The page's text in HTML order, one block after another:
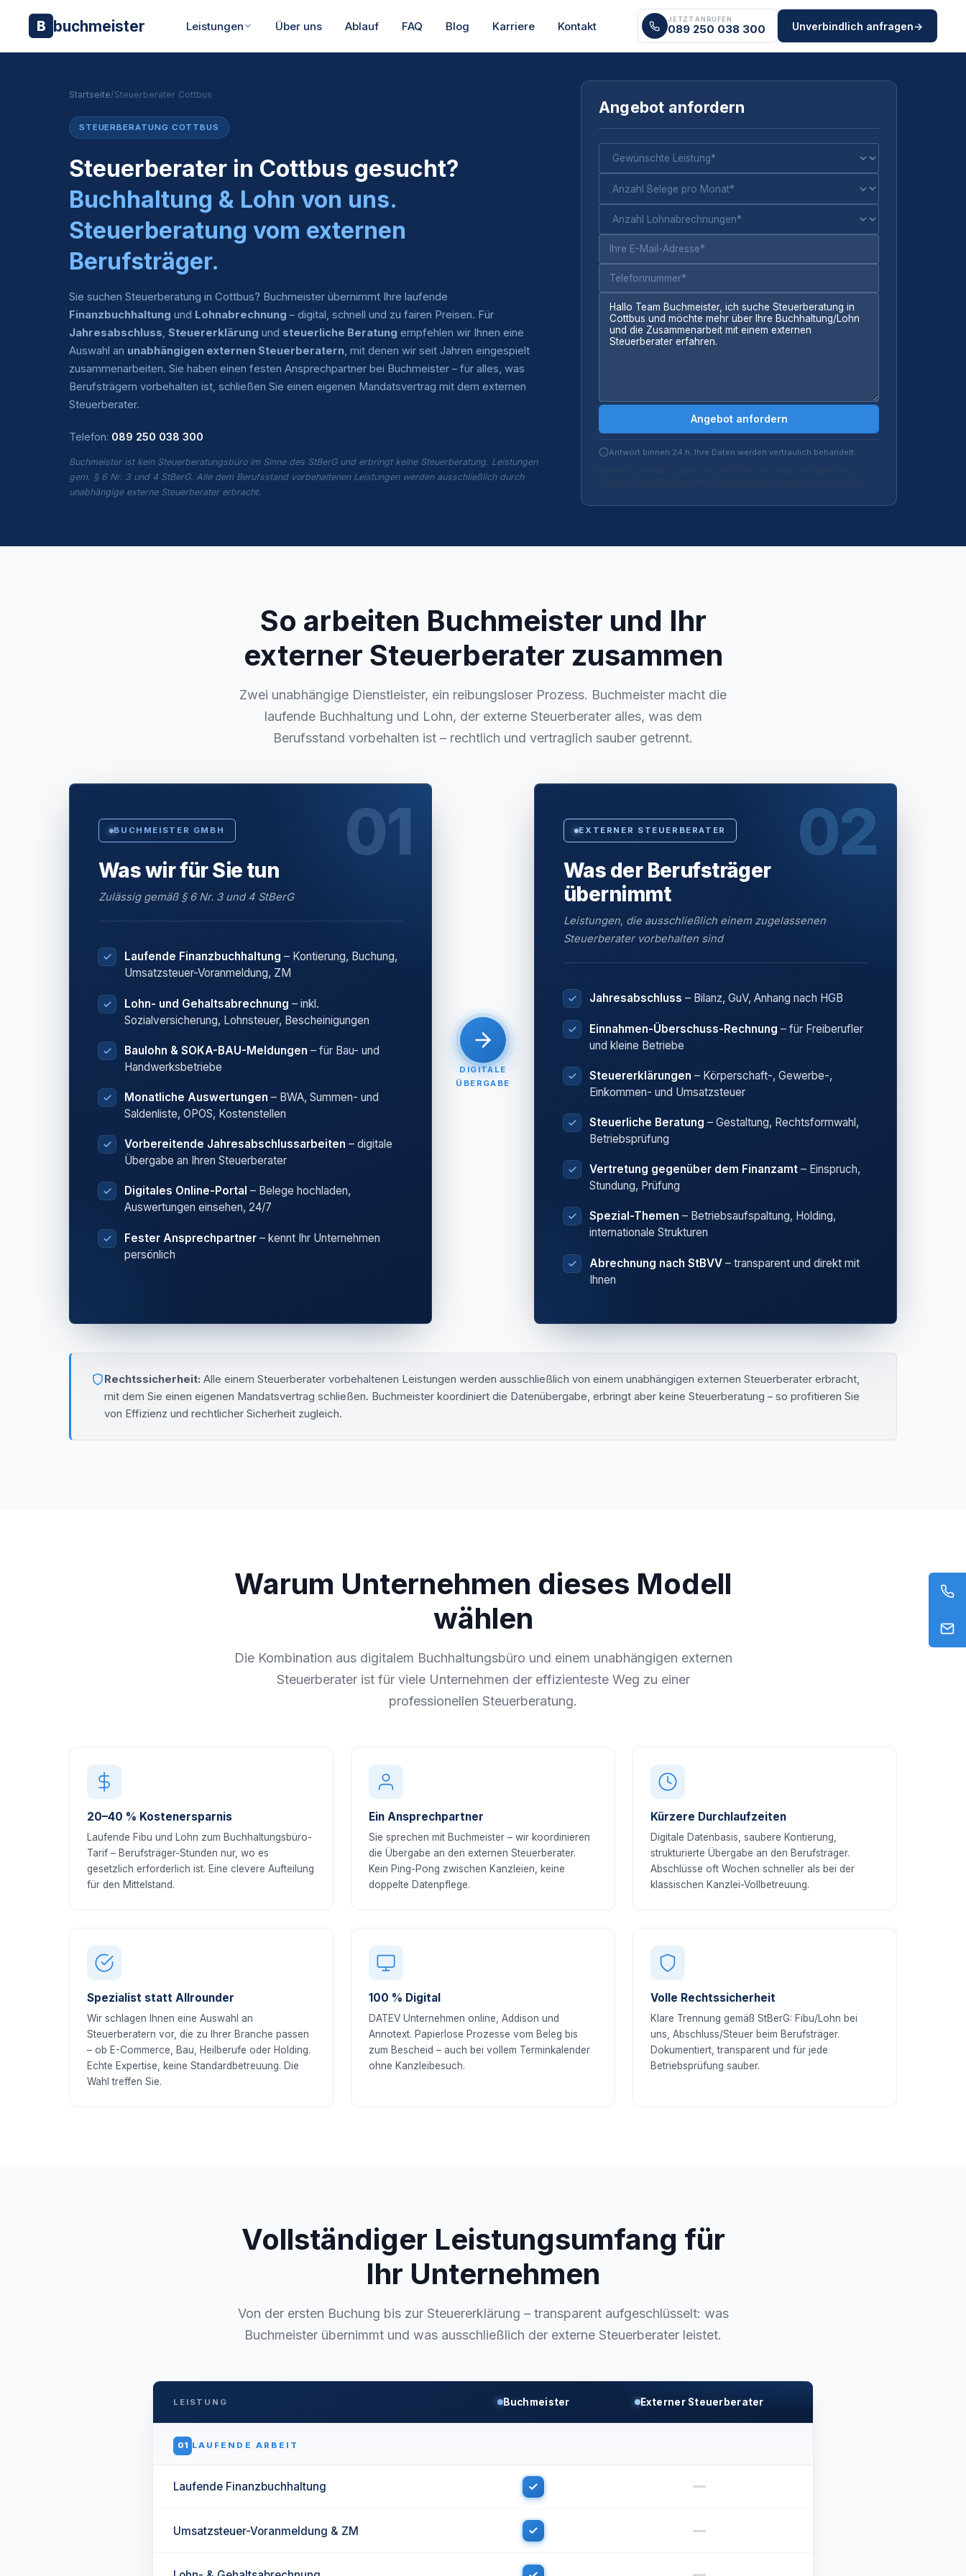
B buchmeister Leistungen Über uns Ablauf FAQ Blog Karriere Kontakt JETZT ANRUFEN
089 250 038 300 Unverbindlich anfragen→
Startseite/Steuerberater Cottbus
STEUERBERATUNG COTTBUS
Steuerberater in Cottbus gesucht?
Buchhaltung & Lohn von uns.
Steuerberatung vom externen
Berufsträger.
Sie suchen Steuerberatung in Cottbus? Buchmeister übernimmt Ihre laufende
Finanzbuchhaltung und Lohnabrechnung – digital, schnell und zu fairen Preisen. Für
Jahresabschluss, Steuererklärung und steuerliche Beratung empfehlen wir Ihnen eine
Auswahl an unabhängigen externen Steuerberatern, mit denen wir seit Jahren eingespielt
zusammenarbeiten. Sie haben einen festen Ansprechpartner bei Buchmeister – für alles, was
Berufsträgern vorbehalten ist, schließen Sie einen eigenen Mandatsvertrag mit dem externen
Steuerberater.
Telefon: 089 250 038 300
Buchmeister ist kein Steuerberatungsbüro im Sinne des StBerG und erbringt keine Steuerberatung. Leistungen
gem. § 6 Nr. 3 und 4 StBerG. Alle dem Berufsstand vorbehaltenen Leistungen werden ausschließlich durch
unabhängige externe Steuerberater erbracht.
Angebot anfordern
Angebot anfordern
Antwort binnen 24 h. Ihre Daten werden vertraulich behandelt.
So arbeiten Buchmeister und Ihr
externer Steuerberater zusammen
Zwei unabhängige Dienstleister, ein reibungsloser Prozess. Buchmeister macht die
laufende Buchhaltung und Lohn, der externe Steuerberater alles, was dem
Berufsstand vorbehalten ist – rechtlich und vertraglich sauber getrennt.
01
BUCHMEISTER GMBH
Was wir für Sie tun
Zulässig gemäß § 6 Nr. 3 und 4 StBerG
Laufende Finanzbuchhaltung – Kontierung, Buchung,
Umsatzsteuer-Voranmeldung, ZM
Lohn- und Gehaltsabrechnung – inkl.
Sozialversicherung, Lohnsteuer, Bescheinigungen
Baulohn & SOKA-BAU-Meldungen – für Bau- und
Handwerksbetriebe
Monatliche Auswertungen – BWA, Summen- und
Saldenliste, OPOS, Kostenstellen
Vorbereitende Jahresabschlussarbeiten – digitale
Übergabe an Ihren Steuerberater
Digitales Online-Portal – Belege hochladen,
Auswertungen einsehen, 24/7
Fester Ansprechpartner – kennt Ihr Unternehmen
persönlich
DIGITALE
ÜBERGABE
02
EXTERNER STEUERBERATER
Was der Berufsträger
übernimmt
Leistungen, die ausschließlich einem zugelassenen
Steuerberater vorbehalten sind
Jahresabschluss – Bilanz, GuV, Anhang nach HGB
Einnahmen-Überschuss-Rechnung – für Freiberufler
und kleine Betriebe
Steuererklärungen – Körperschaft-, Gewerbe-,
Einkommen- und Umsatzsteuer
Steuerliche Beratung – Gestaltung, Rechtsformwahl,
Betriebsprüfung
Vertretung gegenüber dem Finanzamt – Einspruch,
Stundung, Prüfung
Spezial-Themen – Betriebsaufspaltung, Holding,
internationale Strukturen
Abrechnung nach StBVV – transparent und direkt mit
Ihnen
Rechtssicherheit: Alle einem Steuerberater vorbehaltenen Leistungen werden ausschließlich von einem unabhängigen externen Steuerberater erbracht,
mit dem Sie einen eigenen Mandatsvertrag schließen. Buchmeister koordiniert die Datenübergabe, erbringt aber keine Steuerberatung – so profitieren Sie
von Effizienz und rechtlicher Sicherheit zugleich.
Warum Unternehmen dieses Modell
wählen
Die Kombination aus digitalem Buchhaltungsbüro und einem unabhängigen externen
Steuerberater ist für viele Unternehmen der effizienteste Weg zu einer
professionellen Steuerberatung.
20–40 % Kostenersparnis
Laufende Fibu und Lohn zum Buchhaltungsbüro-
Tarif – Berufsträger-Stunden nur, wo es
gesetzlich erforderlich ist. Eine clevere Aufteilung
für den Mittelstand.
Ein Ansprechpartner
Sie sprechen mit Buchmeister – wir koordinieren
die Übergabe an den externen Steuerberater.
Kein Ping-Pong zwischen Kanzleien, keine
doppelte Datenpflege.
Kürzere Durchlaufzeiten
Digitale Datenbasis, saubere Kontierung,
strukturierte Übergabe an den Berufsträger.
Abschlüsse oft Wochen schneller als bei der
klassischen Kanzlei-Vollbetreuung.
Spezialist statt Allrounder
Wir schlagen Ihnen eine Auswahl an
Steuerberatern vor, die zu Ihrer Branche passen
– ob E-Commerce, Bau, Heilberufe oder Holding.
Echte Expertise, keine Standardbetreuung. Die
Wahl treffen Sie.
100 % Digital
DATEV Unternehmen online, Addison und
Annotext. Papierlose Prozesse vom Beleg bis
zum Bescheid – auch bei vollem Terminkalender
ohne Kanzleibesuch.
Volle Rechtssicherheit
Klare Trennung gemäß StBerG: Fibu/Lohn bei
uns, Abschluss/Steuer beim Berufsträger.
Dokumentiert, transparent und für jede
Betriebsprüfung sauber.
Vollständiger Leistungsumfang für
Ihr Unternehmen
Von der ersten Buchung bis zur Steuererklärung – transparent aufgeschlüsselt: was
Buchmeister übernimmt und was ausschließlich der externe Steuerberater leistet.
LEISTUNG Buchmeister Externer Steuerberater
01 LAUFENDE ARBEIT
Laufende Finanzbuchhaltung
Umsatzsteuer-Voranmeldung & ZM